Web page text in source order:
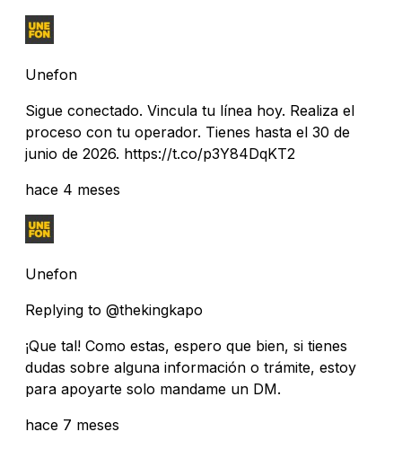
Unefon
Sigue conectado. Vincula tu línea hoy. Realiza el
proceso con tu operador. Tienes hasta el 30 de
junio de 2026. https://t.co/p3Y84DqKT2
hace 4 meses
Unefon
Replying to @thekingkapo
¡Que tal! Como estas, espero que bien, si tienes
dudas sobre alguna información o trámite, estoy
para apoyarte solo mandame un DM.
hace 7 meses